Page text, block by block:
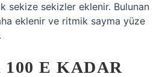
sekize sekizler eklenir. Bulunan
eklenir ve ritmik sayma yüze
100 E KADAR